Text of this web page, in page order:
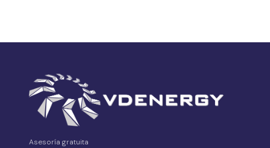
Asesoría gratuita